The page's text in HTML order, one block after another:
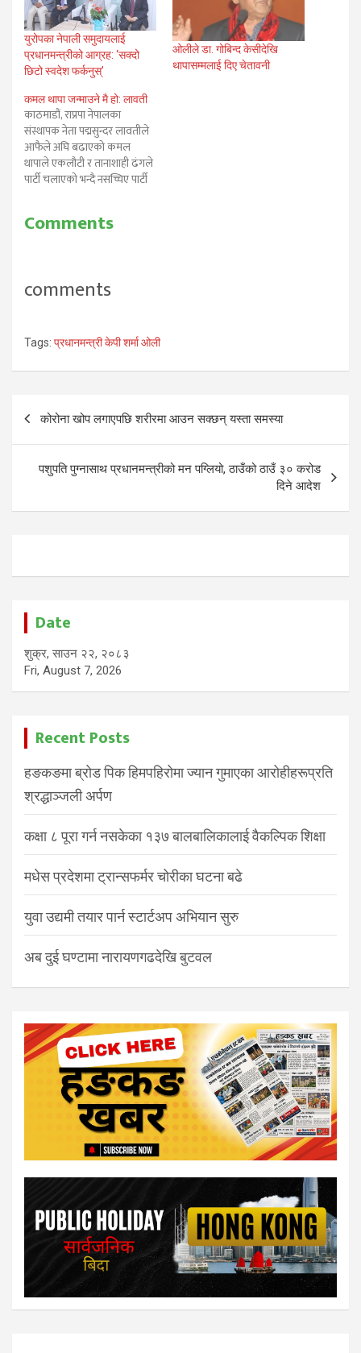
युरोपका नेपाली समुदायलाई
प्रधानमन्त्रीको आग्रह: ‘सक्दो
छिटो स्वदेश फर्कनुस्’
ओलीले डा. गोबिन्द केसीदेखि
थापासम्मलाई दिए चेतावनी
कमल थापा जन्माउने मै हो: लावती
काठमाडौं, राप्रपा नेपालका
संस्थापक नेता पद्मसुन्दर लावतीले
आफैले अघि बढाएको कमल
थापाले एकलौटी र तानाशाही ढंगले
पार्टी चलाएको भन्दै नसच्चिए पार्टी
आफूले सुरुदेखि नै इच्छा नगरी
समाचार…
Comments
comments
Tags: प्रधानमन्त्री केपी शर्मा ओली
Post
navigation
कोरोना खोप लगाएपछि शरीरमा आउन सक्छन् यस्ता समस्या
पशुपति पुग्नासाथ प्रधानमन्त्रीको मन पग्लियो, ठाउँको ठाउँ ३० करोड
दिने आदेश
Date
शुक्र, साउन २२, २०८३
Fri, August 7, 2026
Recent Posts
हङकङमा ब्रोड पिक हिमपहिरोमा ज्यान गुमाएका आरोहीहरूप्रति
श्रद्धाञ्जली अर्पण
कक्षा ८ पूरा गर्न नसकेका १३७ बालबालिकालाई वैकल्पिक शिक्षा
मधेस प्रदेशमा ट्रान्सफर्मर चोरीका घटना बढे
युवा उद्यमी तयार पार्न स्टार्टअप अभियान सुरु
अब दुई घण्टामा नारायणगढदेखि बुटवल